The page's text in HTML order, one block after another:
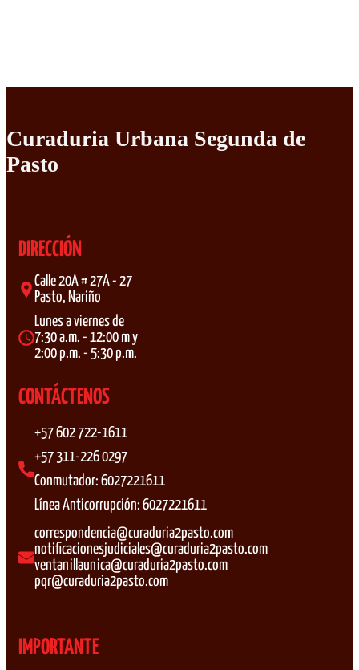
Curaduria Urbana Segunda de
Pasto
DIRECCIÓN
Calle 20A # 27A - 27
Pasto, Nariño
Lunes a viernes de
7:30 a.m. - 12:00 m y
2:00 p.m. - 5:30 p.m.
CONTÁCTENOS
+57 602 722-1611
+57 311-226 0297
Conmutador: 6027221611
Línea Anticorrupción: 6027221611
correspondencia@curaduria2pasto.com
notificacionesjudiciales@curaduria2pasto.com
ventanillaunica@curaduria2pasto.com
pqr@curaduria2pasto.com
IMPORTANTE